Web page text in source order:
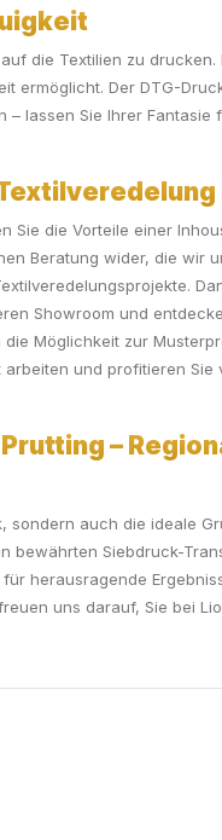
die Textilien zu
ermöglicht. Der DTG-
lassen Sie Ihrer Fantasie
Sie die Vorteile einer
Beratung wider, die wir
Showroom und
Möglichkeit zur
und profitieren
–
sondern auch die ideale
bewährten Siebdruck-
herausragende
uns darauf, Sie bei